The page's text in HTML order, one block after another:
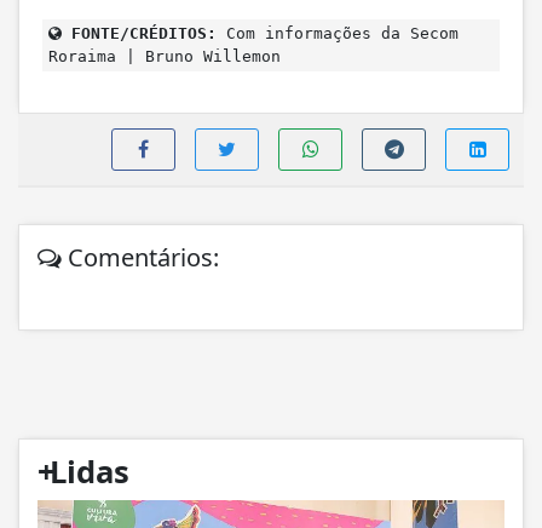
FONTE/CRÉDITOS:
Com informações da Secom
Roraima | Bruno Willemon
Comentários:
+
Lidas